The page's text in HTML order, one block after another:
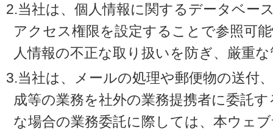
2.当社は、個人情報に関するデータベー
アクセス権限を設定することで参照可
人情報の不正な取り扱いを防ぎ、厳重
3.当社は、メールの処理や郵便物の送付
成等の業務を社外の業務提携者に委託
な場合の業務委託に際しては、本ウェ